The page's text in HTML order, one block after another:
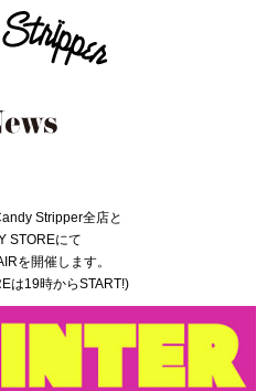
Stripper全店と
STOREにて
を開催します。
は19時からSTART!)